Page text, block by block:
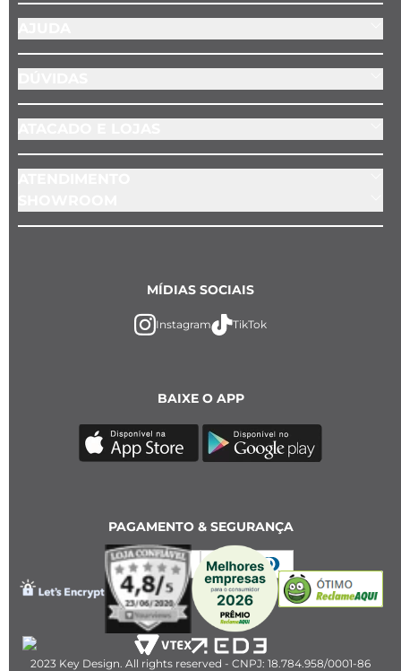
BAIXE O APP
MÍDIAS SOCIAIS
Instagram TikTok
PAGAMENTO & SEGURANÇA
2023 Key Design. All rights reserved - CNPJ: 18.784.958/0001-86